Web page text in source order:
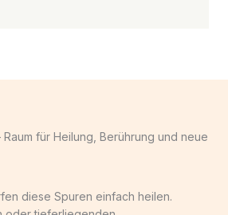
für Heilung, Berührung und neue
diese Spuren einfach heilen.